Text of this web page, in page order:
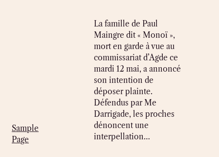
Sample
Page
La famille de Paul
Maingre dit « Monoï »,
mort en garde à vue au
commissariat d’Agde ce
mardi 12 mai, a annoncé
son intention de
déposer plainte.
Défendus par Me
Darrigade, les proches
dénoncent une
interpellation…